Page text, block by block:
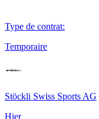
Type de contrat:
Temporaire
Stöckli Swiss Sports AG
Hier